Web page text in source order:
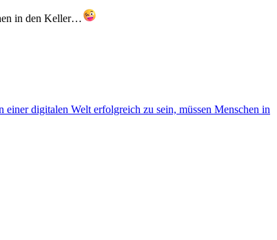
in den Keller…
digitalen Welt erfolgreich zu sein, müssen Menschen in